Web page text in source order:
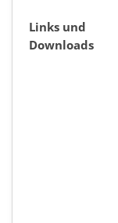
Links und
Downloads